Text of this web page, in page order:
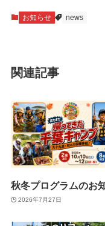
お知らせ news
関連記事
秋冬プログラムのお
2026年7月27日